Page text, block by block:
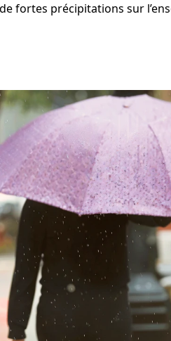
fortes précipitations sur